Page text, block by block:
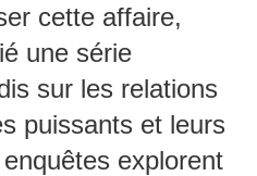
cette affaire,
une série
sur les relations
puissants et leurs
explorent